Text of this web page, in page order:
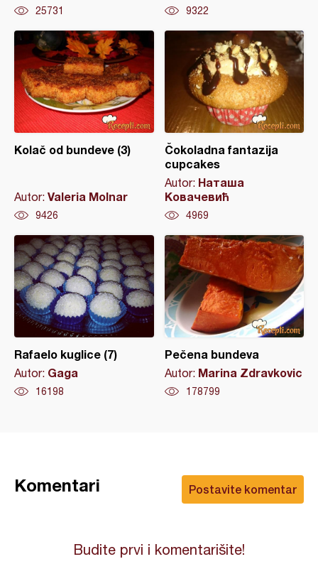
25731 9322
Kolač od bundeve (3)
Autor: Valeria Molnar
9426
Čokoladna fantazija
cupcakes
Autor: Наташа
Ковачевић
4969
Rafaelo kuglice (7)
Autor: Gaga
16198
Pečena bundeva
Autor: Marina Zdravkovic
178799
Postavite komentar
Komentari
Budite prvi i komentarišite!